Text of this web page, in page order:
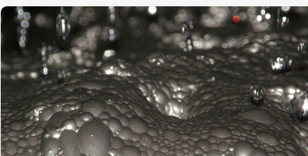
ArticleTile
von